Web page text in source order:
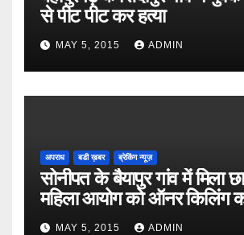
से पीट पीट कर हत्या
MAY 5, 2015 ADMIN
अपराध बडी ख़बर ब्रेकिंग न्यूज़
सोनीपत के बैयापुर गांव में मिला
महिला आयोग को ऑनर किलिंग
MAY 5, 2015 ADMIN